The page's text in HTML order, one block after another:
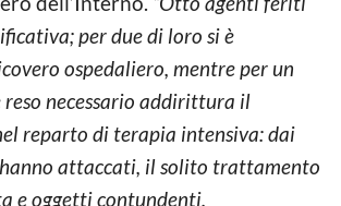
per due di loro si è
ospedaliero, mentre per un
reso necessario addirittura il
reparto di terapia intensiva: dai
attaccati, il solito trattamento
e oggetti contundenti.